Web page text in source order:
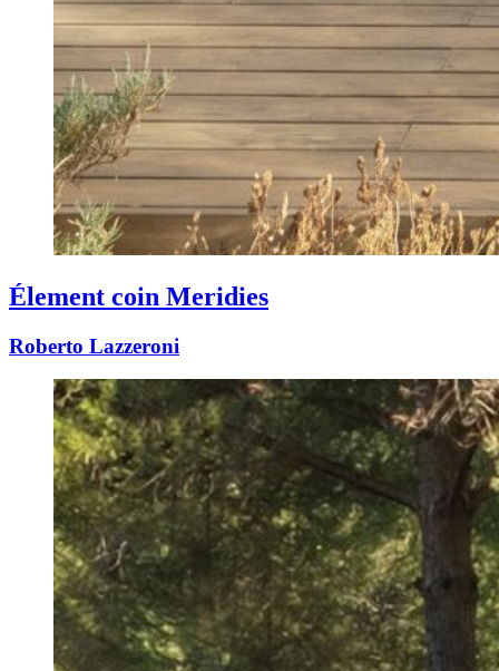
Élement coin Meridies
Roberto Lazzeroni